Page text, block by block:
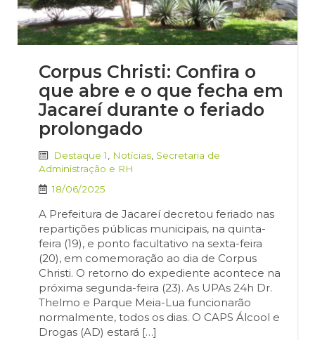
Corpus Christi: Confira o
que abre e o que fecha em
Jacareí durante o feriado
prolongado
Destaque 1 Notícias Secretaria de
Administração e RH
18/06/2025
A Prefeitura de Jacareí decretou feriado nas
repartições públicas municipais, na quinta-
feira (19), e ponto facultativo na sexta-feira
(20), em comemoração ao dia de Corpus
Christi. O retorno do expediente acontece na
próxima segunda-feira (23). As UPAs 24h Dr.
Thelmo e Parque Meia-Lua funcionarão
normalmente, todos os dias. O CAPS Álcool e
Drogas (AD) estará […]